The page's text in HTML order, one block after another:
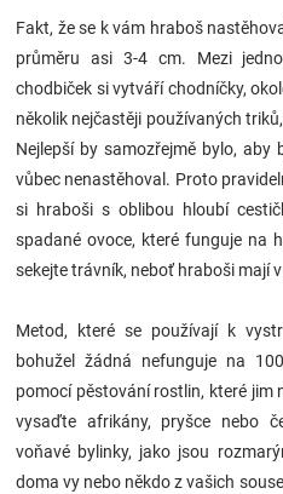
Značky
Blog
Přihlášení
Fakt, že se k vám hraboš
průměru asi 3-4 cm. Mezi
chodbiček si vytváří chodníčky,
několik nejčastěji používaných
Nejlepší by samozřejmě bylo,
vůbec nenastěhoval. Proto
si hraboši s oblibou hloubí
spadané ovoce, které funguje na
sekejte trávník, neboť hraboši mají
Metod, které se používají k
bohužel žádná nefunguje na
pomocí pěstování rostlin, které jim
vysaďte afrikány, pryšce nebo
voňavé bylinky, jako jsou
doma vy nebo někdo z vašich